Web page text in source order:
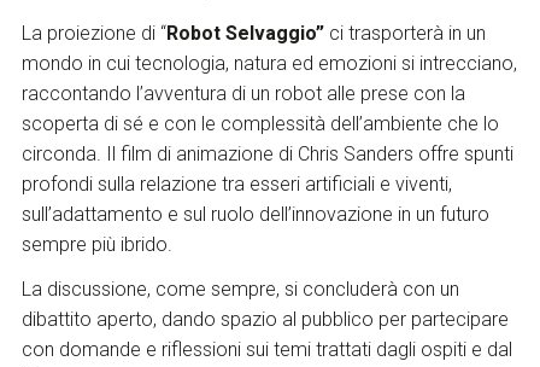
La proiezione di “Robot Selvaggio”ci trasporterà in un
mondo in cui tecnologia, natura ed emozioni si intrecciano,
raccontando l’avventura di un robot alle prese con la
scoperta di sé e con le complessità dell’ambiente che lo
circonda. Il film di animazione di Chris Sanders offre spunti
profondi sulla relazione tra esseri artificiali e viventi,
sull’adattamento e sul ruolo dell’innovazione in un futuro
sempre più ibrido.
La discussione, come sempre, si concluderà con un
dibattito aperto, dando spazio al pubblico per partecipare
con domande e riflessioni sui temi trattati dagli ospiti e dal